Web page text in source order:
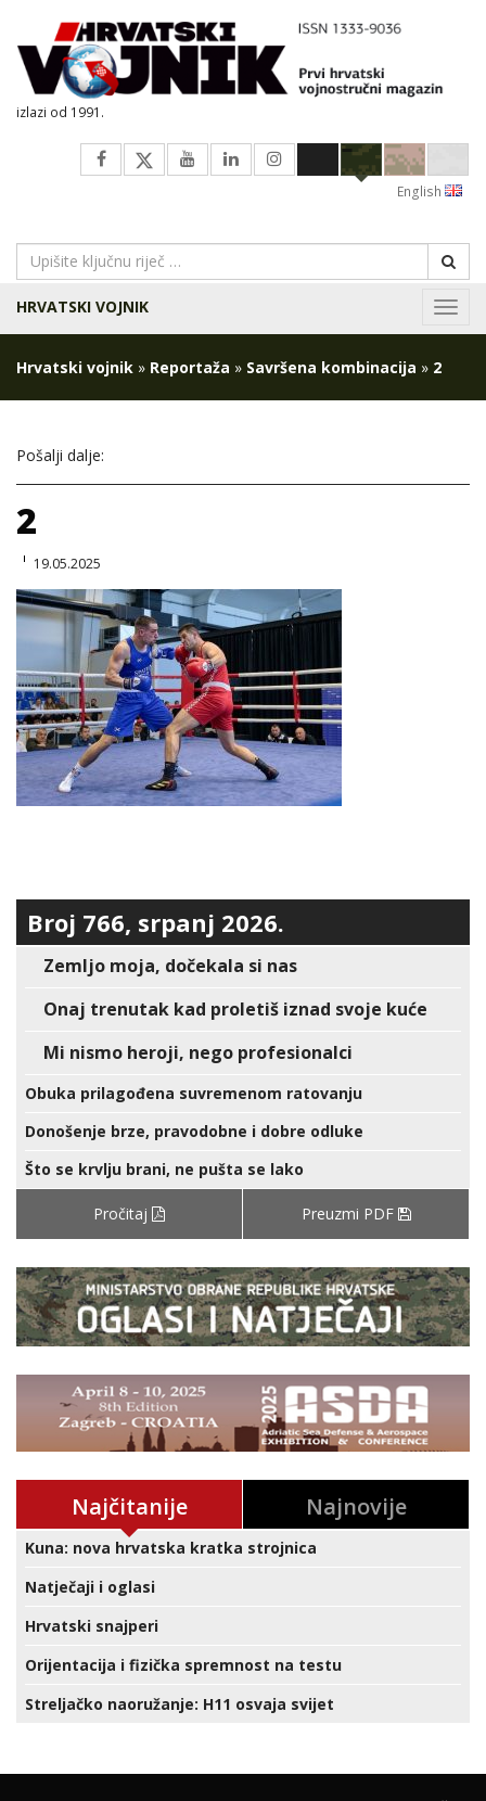
izlazi od 1991.
English
HRVATSKI VOJNIK
Hrvatski vojnik » Reportaža » Savršena kombinacija » 2
Pošalji dalje:
2
19.05.2025
Broj 766, srpanj 2026.
Zemljo moja, dočekala si nas
Onaj trenutak kad proletiš iznad svoje kuće
Mi nismo heroji, nego profesionalci
Obuka prilagođena suvremenom ratovanju
Donošenje brze, pravodobne i dobre odluke
Što se krvlju brani, ne pušta se lako
Pročitaj Preuzmi PDF
Najčitanije Najnovije
Kuna: nova hrvatska kratka strojnica
Natječaji i oglasi
Hrvatski snajperi
Orijentacija i fizička spremnost na testu
Streljačko naoružanje: H11 osvaja svijet